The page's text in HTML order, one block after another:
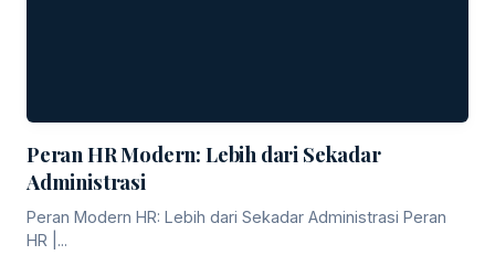
Peran HR Modern: Lebih dari Sekadar
Administrasi
Peran Modern HR: Lebih dari Sekadar Administrasi Peran
HR |...